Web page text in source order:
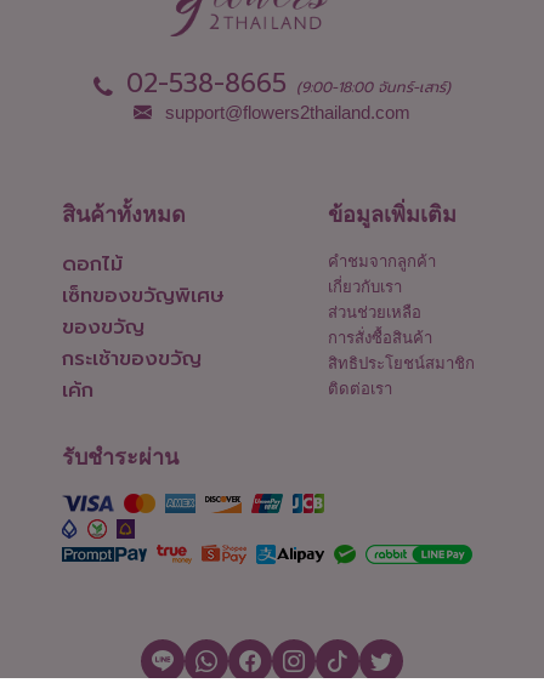
02-538-8665 (9:00-18:00 จันทร์-เสาร์)
support@flowers2thailand.com
สินค้าทั้งหมด
ดอกไม้
เซ็ทของขวัญพิเศษ
ของขวัญ
กระเช้าของขวัญ
เค้ก
ข้อมูลเพิ่มเติม
คำชมจากลูกค้า
เกี่ยวกับเรา
ส่วนช่วยเหลือ
การสั่งซื้อสินค้า
สิทธิประโยชน์สมาชิก
ติดต่อเรา
รับชำระผ่าน